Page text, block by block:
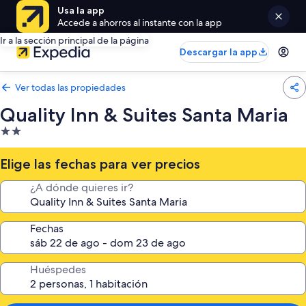
Usa la app
Accede a ahorros al instante con la app
Ir a la sección principal de la página
Descargar la app
Ver todas las propiedades
Quality Inn & Suites Santa Maria
Propiedad
de
2.0
estrellas
Elige las fechas para ver precios
¿A dónde quieres ir?
Fechas
Huéspedes